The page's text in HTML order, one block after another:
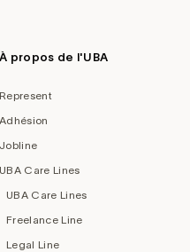
À propos de l'UBA
Represent
Adhésion
Jobline
UBA Care Lines
UBA Care Lines
Freelance Line
Legal Line